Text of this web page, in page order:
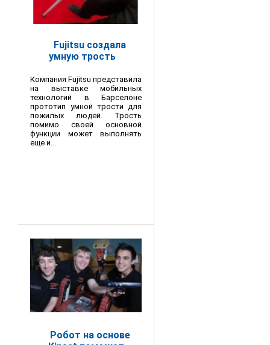
Fujitsu создала
умную трость
Компания Fujitsu представила
на выставке мобильных
технологий в Барселоне
прототип умной трости для
пожилых людей. Трость
помимо своей основной
функции может выполнять
еще и...
Робот на основе